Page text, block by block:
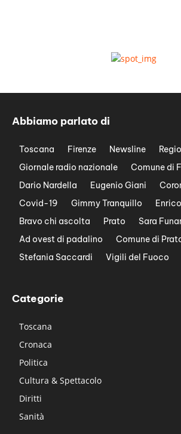
Abbiamo parlato di
Toscana Firenze Newsline
Giornale radio nazionale
Comune di
Dario Nardella
Eugenio Giani
Covid-19
Gimmy Tranquillo
Bravo chi ascolta
Prato Sara
Ad ovest di padalino
Comune di
Stefania Saccardi
Vigili del Fuoco
Categorie
Toscana
Cronaca
Politica
Cultura & Spettacolo
Diritti
Sanità